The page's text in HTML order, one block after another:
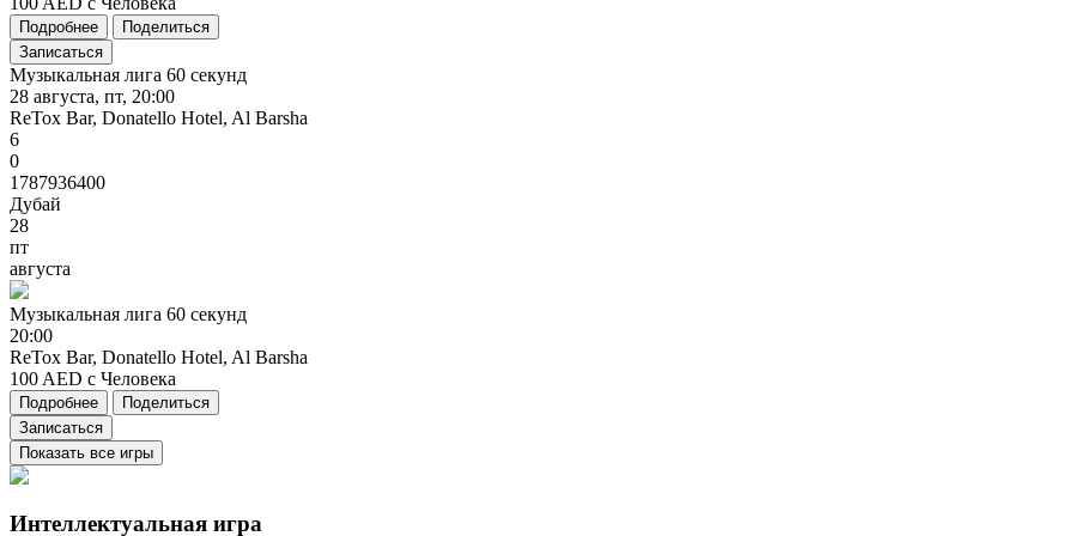
Подробнее
Поделиться
Записаться
Музыкальная лига 60 секунд
28 августа, пт, 20:00
ReTox Bar, Donatello Hotel, Al Barsha
6
0
1787936400
Дубай
28
пт
августа
Музыкальная лига 60 секунд
20:00
ReTox Bar, Donatello Hotel, Al Barsha
100 AED с Человека
Подробнее
Поделиться
Записаться
Показать все игры
Интеллектуальная игра